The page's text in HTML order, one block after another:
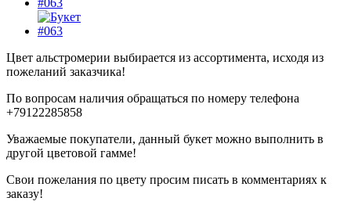
Цвет альстромерии выбирается из ассортимента, исходя из
пожеланий заказчика!
По вопросам наличия обращаться по номеру телефона
+79122285858
Уважаемые покупатели, данный букет можно выполнить в
другой цветовой гамме!
Свои пожелания по цвету просим писать в комментариях к
заказу!